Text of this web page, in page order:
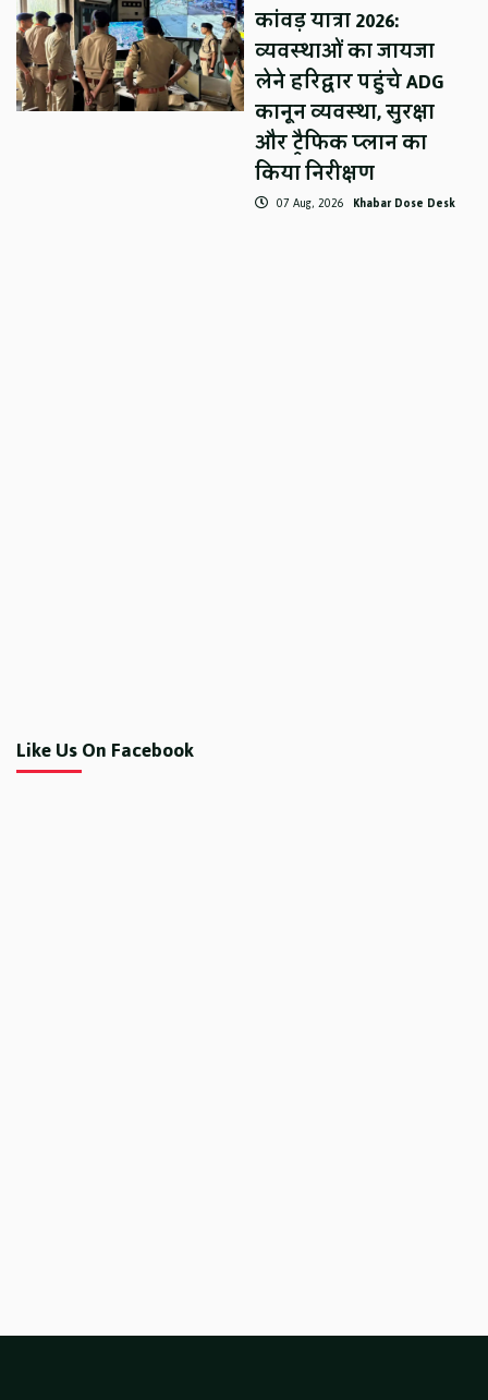
कांवड़ यात्रा 2026:
व्यवस्थाओं का जायजा
लेने हरिद्वार पहुंचे ADG
कानून व्यवस्था, सुरक्षा
और ट्रैफिक प्लान का
किया निरीक्षण
07 Aug, 2026 Khabar Dose Desk
Like Us On Facebook